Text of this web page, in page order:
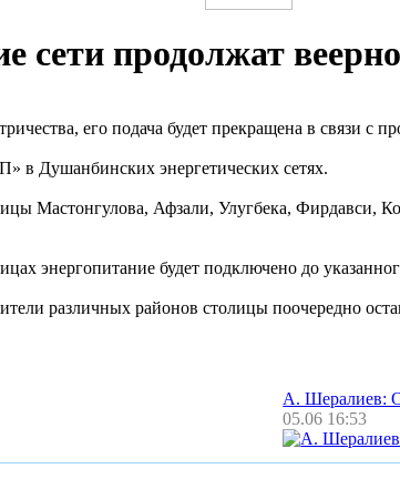
сети продолжат
его подача будет прекращена в связи с
в Душанбинских энергетических сетях.
Мастонгулова, Афзали, Улугбека,
энергопитание будет подключено до
различных районов столицы поочередно
А. Шералиев:
05.06 16:53